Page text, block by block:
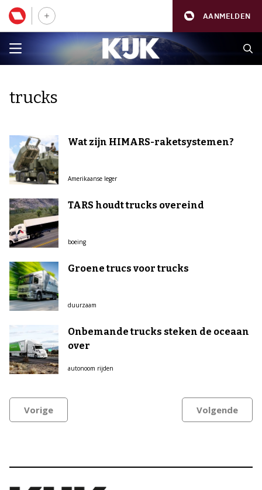
AANMELDEN
trucks
Wat zijn HIMARS-raketsystemen?
Amerikaanse leger
TARS houdt trucks overeind
boeing
Groene trucs voor trucks
duurzaam
Onbemande trucks steken de oceaan
over
autonoom rijden
Vorige Volgende